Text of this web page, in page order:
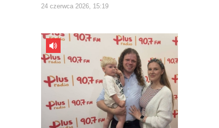
24 czerwca 2026, 15:19